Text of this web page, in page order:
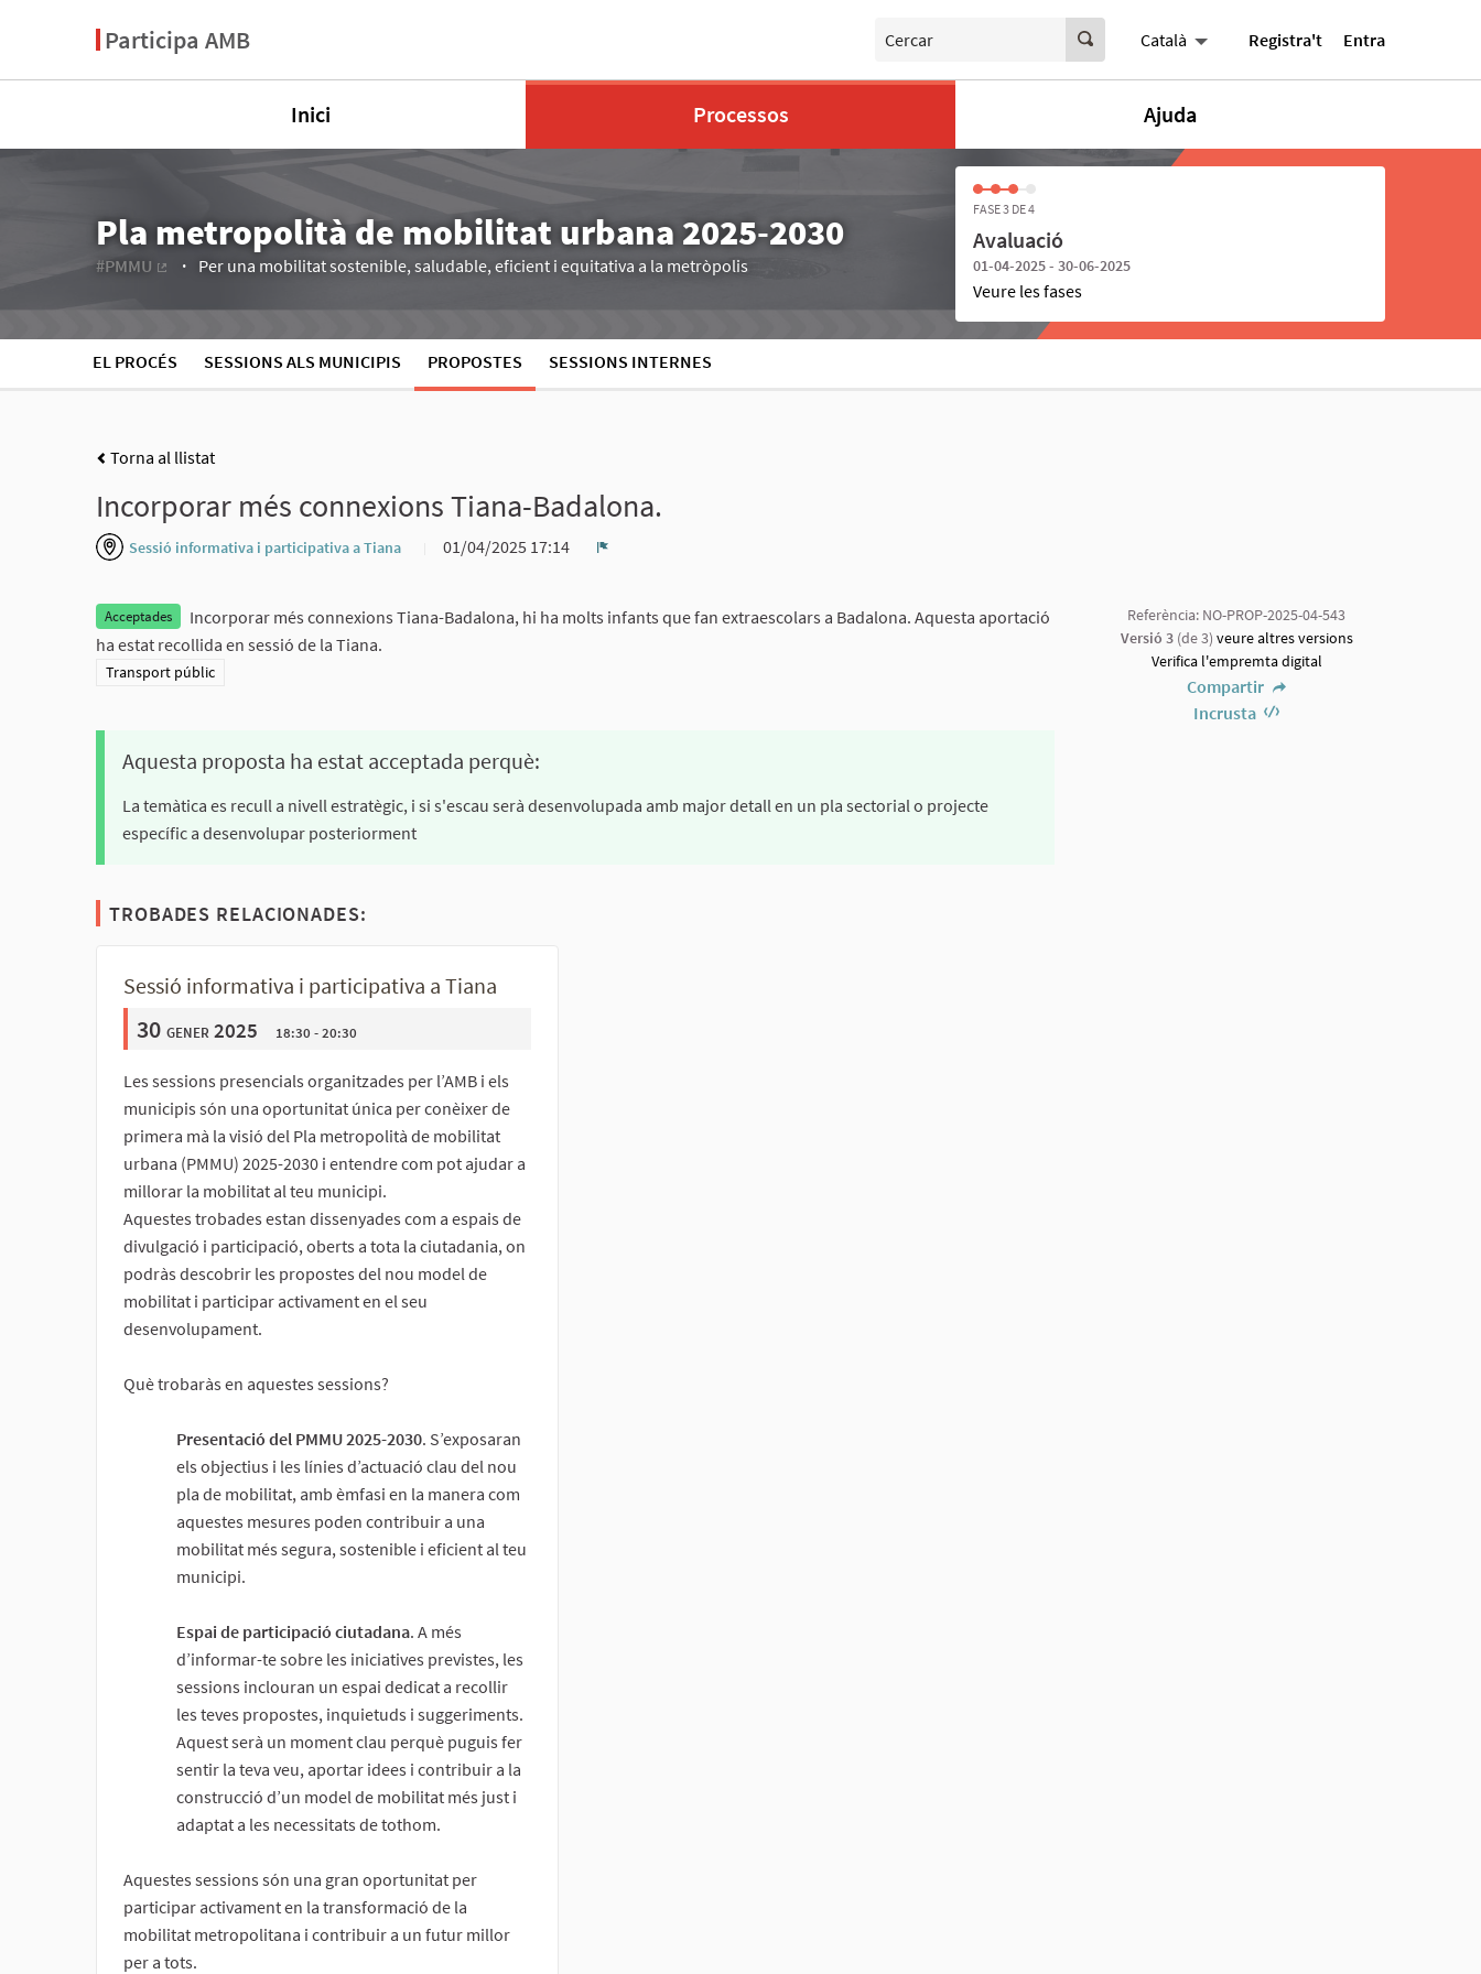
Participa AMB Cercar Català Registra't Entra
Inici Processos Ajuda
Pla metropolità de mobilitat urbana 2025-2030
#PMMU
Per una mobilitat sostenible, saludable, eficient i equitativa a la metròpolis
FASE 3 DE 4
Avaluació
01-04-2025 - 30-06-2025
Veure les fases
EL PROCÉS SESSIONS ALS MUNICIPIS PROPOSTES SESSIONS INTERNES
Torna al llistat
Incorporar més connexions Tiana-Badalona.
Sessió informativa i participativa a Tiana
01/04/2025 17:14
Acceptades
Incorporar més connexions Tiana-Badalona, hi ha molts infants que fan extraescolars a Badalona. Aquesta aportació
ha estat recollida en sessió de la Tiana.
Resultats al filtrar per la categoria: Transport públic
Transport públic
Aquesta proposta ha estat acceptada perquè:
La temàtica es recull a nivell estratègic, i si s'escau serà desenvolupada amb major detall en un pla sectorial o projecte
específic a desenvolupar posteriorment
TROBADES RELACIONADES:
Sessió informativa i participativa a Tiana
30 gener 2025 18:30 - 20:30
Les sessions presencials organitzades per l’AMB i els
municipis són una oportunitat única per conèixer de
primera mà la visió del Pla metropolità de mobilitat
urbana (PMMU) 2025-2030 i entendre com pot ajudar a
millorar la mobilitat al teu municipi.
Aquestes trobades estan dissenyades com a espais de
divulgació i participació, oberts a tota la ciutadania, on
podràs descobrir les propostes del nou model de
mobilitat i participar activament en el seu
desenvolupament.
Què trobaràs en aquestes sessions?
Presentació del PMMU 2025-2030. S’exposaran
els objectius i les línies d’actuació clau del nou
pla de mobilitat, amb èmfasi en la manera com
aquestes mesures poden contribuir a una
mobilitat més segura, sostenible i eficient al teu
municipi.
Espai de participació ciutadana. A més
d’informar-te sobre les iniciatives previstes, les
sessions inclouran un espai dedicat a recollir
les teves propostes, inquietuds i suggeriments.
Aquest serà un moment clau perquè puguis fer
sentir la teva veu, aportar idees i contribuir a la
construcció d’un model de mobilitat més just i
adaptat a les necessitats de tothom.
Aquestes sessions són una gran oportunitat per
participar activament en la transformació de la
mobilitat metropolitana i contribuir a un futur millor
per a tots.
Referència: NO-PROP-2025-04-543
Versió 3(de 3) veure altres versions
Verifica l'empremta digital
Compartir
Incrusta